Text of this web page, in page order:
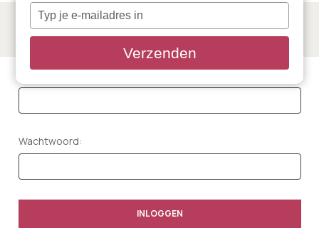
INLOGGEN
Wachtwoord:
naam
Typ
je
e-
in
Verzenden